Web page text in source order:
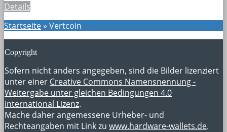
Details
Startseite» Vertcoin
Copyright
Sofern nicht anders angegeben, sind die Bilder lizenziert
unter einer Creative Commons Namensnennung -
Weitergabe unter gleichen Bedingungen 4.0
International Lizenz.
Mache daher angemessene Urheber- und
Rechteangaben mit Link zu www.hardware-wallets.de.